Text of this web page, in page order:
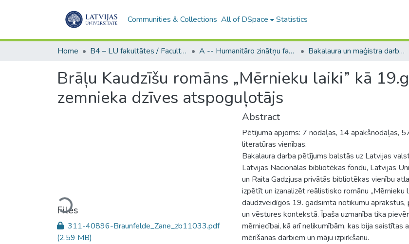
Communities & Collections All of DSpace Statistics
Home B4 – LU fakultātes / Faculties of the UL A -- Humanitāro zinātņu fakultāte / Faculty of Humanities Bakalaura un maģistra darbi (HZF) / Bachelor's and Master's theses
Brāļu Kaudzīšu romāns „Mērnieku laiki” kā
zemnieka dzīves atspoguļotājs
Loading...
Files
311-40896-Braunfelde_Zane_zb11033.pdf
(2.59 MB)
Abstract
Pētījuma apjoms: 7 nodaļas, 14 apakšnodaļas,
literatūras vienības.
Bakalaura darba pētījums balstās uz Latvijas
Latvijas Nacionālas bibliotēkas fondu, Latvijas
un Raita Gadzjusa privātās bibliotēkas vienību
izpētīt un izanalizēt reālistisko romānu „Mērnieku
daudzveidīgos 19. gadsimta notikumu aprakstus,
un vēstures kontekstā. Īpaša uzmanība tika
mērniecībai, kā arī nelikumībām, kas bija saistītas
mērīšanas darbiem un māju izpirkšanu.